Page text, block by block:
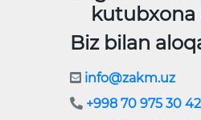
kutubxona
Biz bilan
info@zakm.uz
+998 70 975 30 42